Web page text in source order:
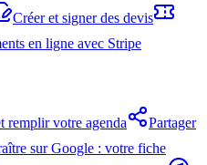
Créer et signer des devis
en ligne avec Stripe
remplir votre agenda
Partager
sur Google : votre fiche